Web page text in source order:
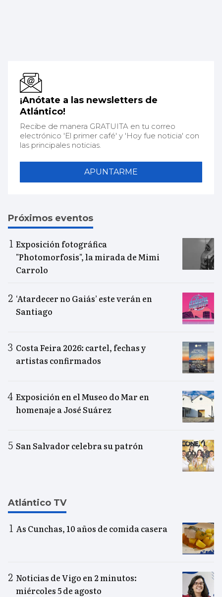
¡Anótate a las newsletters de
Atlántico!
Recibe de manera GRATUITA en tu correo
electrónico 'El primer café' y 'Hoy fue noticia' con
las principales noticias.
APUNTARME
Próximos eventos
Exposición fotográfica
"Photomorfosis", la mirada de Mimi
Carrolo
‘Atardecer no Gaiás’ este verán en
Santiago
Costa Feira 2026: cartel, fechas y
artistas confirmados
Exposición en el Museo do Mar en
homenaje a José Suárez
San Salvador celebra su patrón
Atlántico TV
As Cunchas, 10 años de comida casera
Noticias de Vigo en 2 minutos:
miércoles 5 de agosto